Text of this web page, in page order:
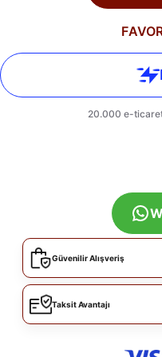
Güvenilir Alışveriş
Taksit Avantajı